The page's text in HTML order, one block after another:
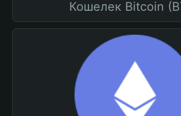
Кошелек Bitcoin